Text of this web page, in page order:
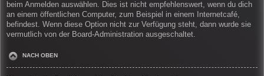
beim Anmelden auswählen. Dies ist nicht empfehlenswert, wenn du dich
an einem öffentlichen Computer, zum Beispiel in einem Internetcafé,
befindest. Wenn diese Option nicht zur Verfügung steht, dann wurde sie
vermutlich von der Board-Administration ausgeschaltet.
NACH OBEN